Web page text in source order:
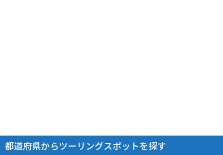
都道府県からツーリングスポットを探す